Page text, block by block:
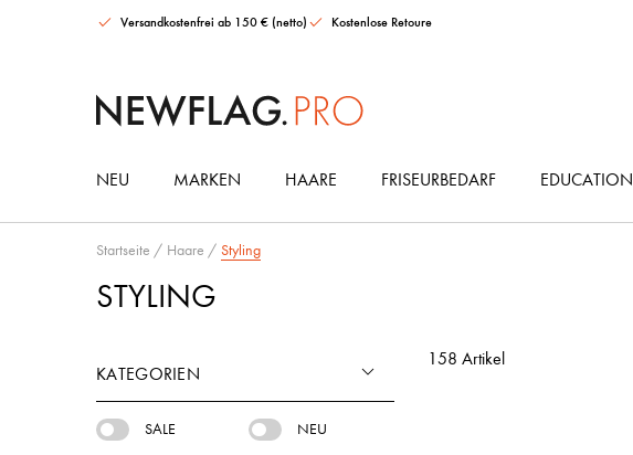
Versandkostenfrei ab 150 € (netto) Kostenlose Retoure
NEU MARKEN HAARE FRISEURBEDARF EDUCATION
Startseite / Haare / Styling
STYLING
KATEGORIEN
SALE NEU
158 Artikel